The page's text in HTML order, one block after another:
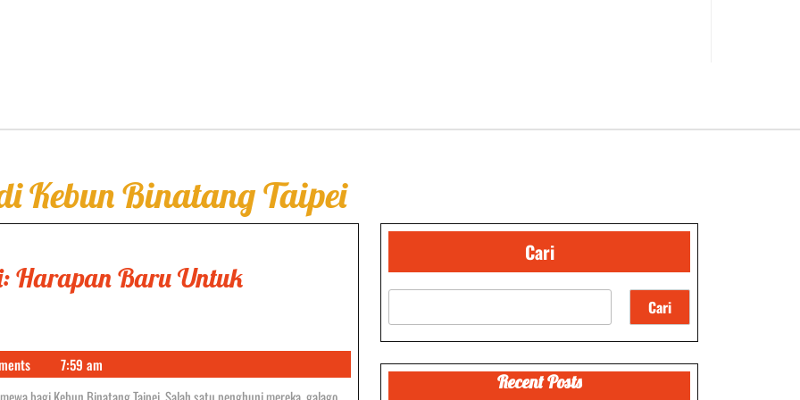
Kebun Binatang Taipei
Harapan Baru Untuk
7:59 am
Cari
Cari
Recent Posts